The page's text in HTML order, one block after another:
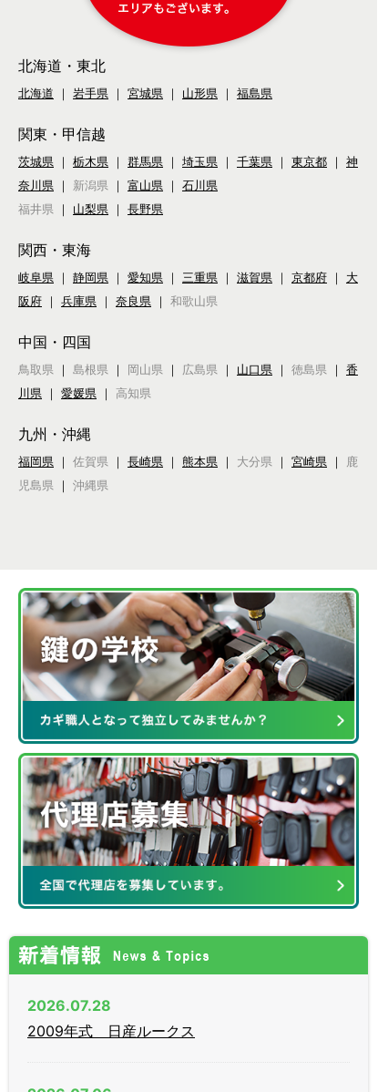
北海道・東北
北海道 ｜ 岩手県 ｜ 宮城県 ｜ 山形県 ｜ 福島県
関東・甲信越
茨城県 ｜ 栃木県 ｜ 群馬県 ｜ 埼玉県 ｜ 千葉県 ｜ 東京都 ｜ 神
奈川県 ｜ 新潟県 ｜ 富山県 ｜ 石川県
福井県 ｜ 山梨県 ｜ 長野県
関西・東海
岐阜県 ｜ 静岡県 ｜ 愛知県 ｜ 三重県 ｜ 滋賀県 ｜ 京都府 ｜ 大
阪府 ｜ 兵庫県 ｜ 奈良県 ｜ 和歌山県
中国・四国
鳥取県 ｜ 島根県 ｜ 岡山県 ｜ 広島県 ｜ 山口県 ｜ 徳島県 ｜ 香
川県 ｜ 愛媛県 ｜ 高知県
九州・沖縄
福岡県 ｜ 佐賀県 ｜ 長崎県 ｜ 熊本県 ｜ 大分県 ｜ 宮崎県 ｜
鹿
児島県 ｜ 沖縄県
2026.07.28
2009年式 日産ルークス